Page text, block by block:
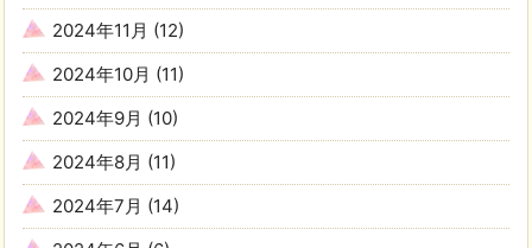
2024年11月 (12)
2024年10月 (11)
2024年9月 (10)
2024年8月 (11)
2024年7月 (14)